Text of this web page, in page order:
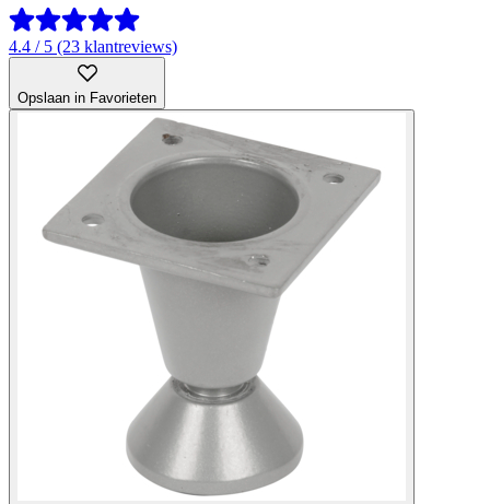
4.4 / 5 (23 klantreviews)
Opslaan in Favorieten